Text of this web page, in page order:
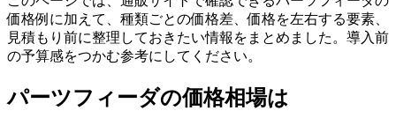
価格例に加えて、種類ごとの価格差、価格を左右する要素、
見積もり前に整理しておきたい情報をまとめました。導入前
の予算感をつかむ参考にしてください。
パーツフィーダの価格相場は